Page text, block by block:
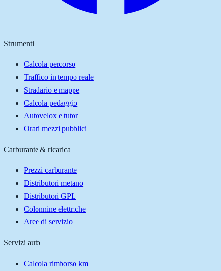
Strumenti
Calcola percorso
Traffico in tempo reale
Stradario e mappe
Calcola pedaggio
Autovelox e tutor
Orari mezzi pubblici
Carburante & ricarica
Prezzi carburante
Distributori metano
Distributori GPL
Colonnine elettriche
Aree di servizio
Servizi auto
Calcola rimborso km